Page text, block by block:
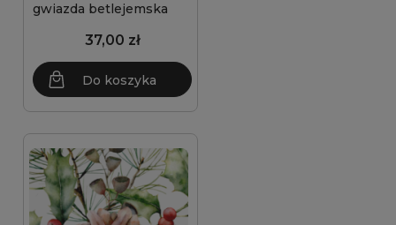
gwiazda betlejemska
37,00 zł
Do koszyka